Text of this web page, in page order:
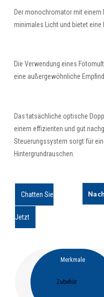
Der monochromator mit einem
minimales Licht und bietet
Die Verwendung eines
eine außergewöhnliche
Das tatsächliche optische
einem effizienten und gut
Steuerungssystem sorgt für
Hintergrundrauschen.
Chatten Sie
Jetzt
Merkmale
Zubehör